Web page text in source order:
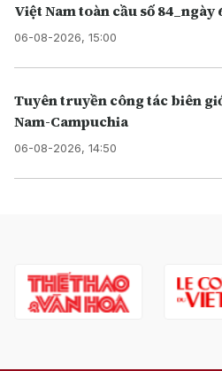
Việt Nam toàn cầu số 84_ngày
06-08-2026, 15:00
Tuyên truyền công tác biên
Nam-Campuchia
06-08-2026, 14:50